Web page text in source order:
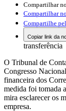
Compartilhar
Compartilhar
Compartilhe
Copiar link da
transferência
O Tribunal de
Congresso
financeira dos
medida foi tomada
mira esclarecer os
empresa.